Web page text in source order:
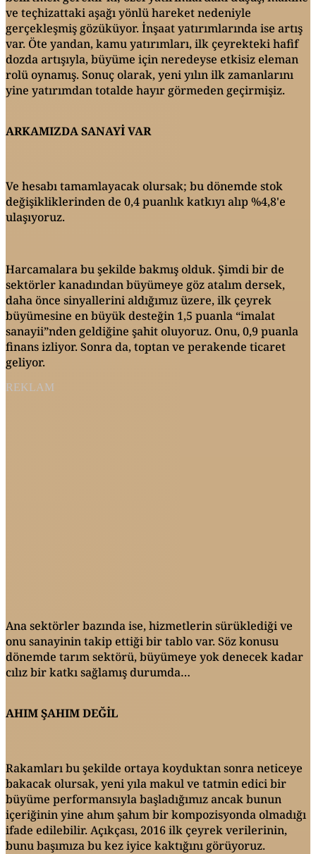
ve teçhizattaki aşağı yönlü hareket nedeniyle
gerçekleşmiş gözüküyor. İnşaat yatırımlarında ise artış
var. Öte yandan, kamu yatırımları, ilk çeyrekteki hafif
dozda artışıyla, büyüme için neredeyse etkisiz eleman
rolü oynamış. Sonuç olarak, yeni yılın ilk zamanlarını
yine yatırımdan totalde hayır görmeden geçirmişiz.
ARKAMIZDA SANAYİ VAR
Ve hesabı tamamlayacak olursak; bu dönemde stok
değişikliklerinden de 0,4 puanlık katkıyı alıp %4,8'e
ulaşıyoruz.
Harcamalara bu şekilde bakmış olduk. Şimdi bir de
sektörler kanadından büyümeye göz atalım dersek,
daha önce sinyallerini aldığımız üzere, ilk çeyrek
büyümesine en büyük desteğin 1,5 puanla “imalat
sanayii”nden geldiğine şahit oluyoruz. Onu, 0,9 puanla
finans izliyor. Sonra da, toptan ve perakende ticaret
geliyor.
REKLAM
Ana sektörler bazında ise, hizmetlerin sürüklediği ve
onu sanayinin takip ettiği bir tablo var. Söz konusu
dönemde tarım sektörü, büyümeye yok denecek kadar
cılız bir katkı sağlamış durumda…
AHIM ŞAHIM DEĞİL
Rakamları bu şekilde ortaya koyduktan sonra neticeye
bakacak olursak, yeni yıla makul ve tatmin edici bir
büyüme performansıyla başladığımız ancak bunun
içeriğinin yine ahım şahım bir kompozisyonda olmadığı
ifade edilebilir. Açıkçası, 2016 ilk çeyrek verilerinin,
bunu başımıza bu kez iyice kaktığını görüyoruz.